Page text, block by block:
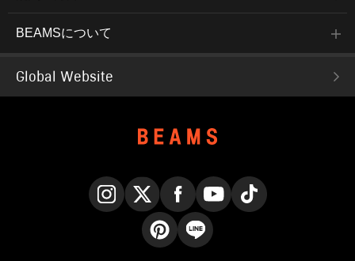
BEAMSについて
Global Website